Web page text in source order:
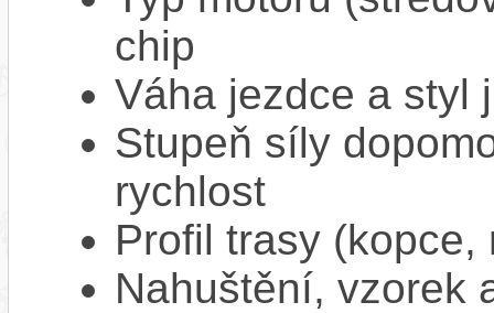
chip
Váha jezdce a styl
Stupeň síly
rychlost
Profil trasy
Nahuštění, vzorek